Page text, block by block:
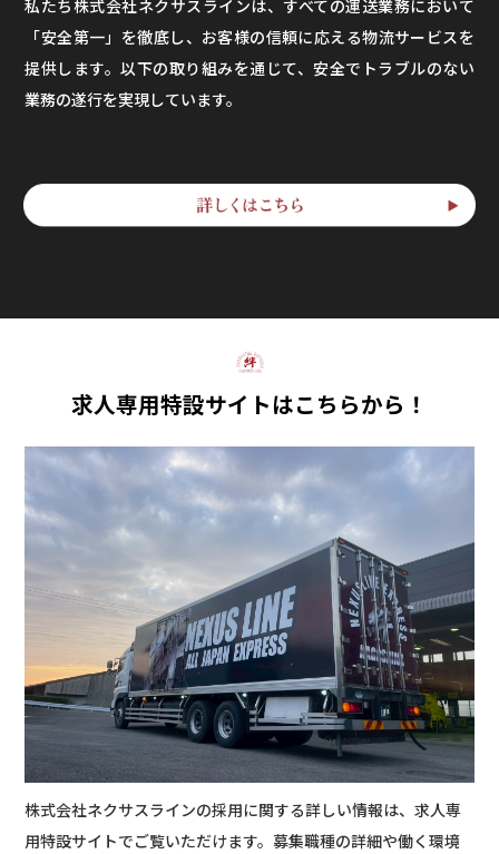
私たち株式会社ネクサスラインは、すべての運送業務において
「安全第一」を徹底し、お客様の信頼に応える物流サービスを
提供します。以下の取り組みを通じて、安全でトラブルのない
業務の遂行を実現しています。
求人専用特設サイトはこちらから！
株式会社ネクサスラインの採用に関する詳しい情報は、求人専
用特設サイトでご覧いただけます。募集職種の詳細や働く環境